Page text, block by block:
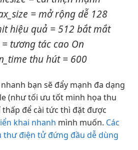
=mở rộng dễ 128
hiệu quả = 512 bắt mắt
tương tác cao On
thu hút= 600
nhanh bạn sẽ đẩy mạnh đa dạng
(nhưtối ưu tốt minh họa thu
thấp để cài tức thì đặt được
khai nhanh mình muốn. Các
thư điện tử đứng đầu dễ dùng